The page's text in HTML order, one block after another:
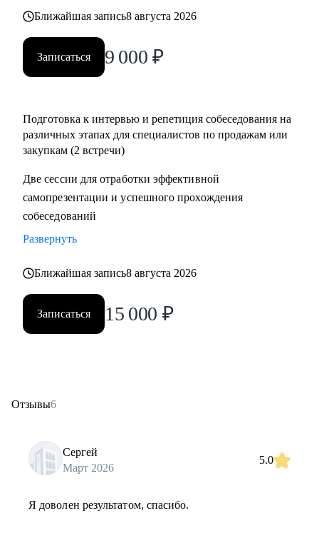
• Помощь в подготовке к прохождению тестирования SHL
Кому могу помочь:
• B2B продажи и закупки (услуги, товары)
• маркетплейсы.
Ближайшая запись8 августа 2026
Записаться 9 000 ₽
Подготовка к интервью и репетиция собеседования на
различных этапах для специалистов по продажам или
закупкам (2 встречи)
Две сессии для отработки эффективной
самопрезентации и успешного прохождения
собеседований
Развернуть
Ближайшая запись8 августа 2026
Записаться 15 000 ₽
Отзывы6
Сергей
Март 2026
5.0
Я доволен результатом, спасибо.